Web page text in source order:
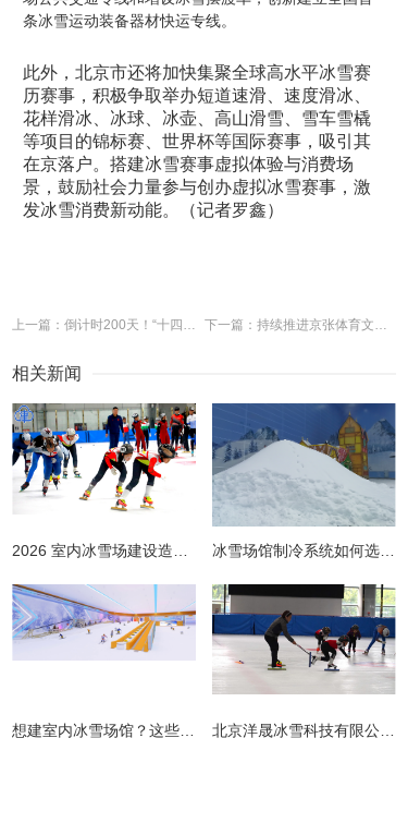
条冰雪运动装备器材快运专线。
此外，北京市还将加快集聚全球高水平冰雪赛
历赛事，积极争取举办短道速滑、速度滑冰、
花样滑冰、冰球、冰壶、高山滑雪、雪车雪橇
等项目的锦标赛、世界杯等国际赛事，吸引其
在京落户。搭建冰雪赛事虚拟体验与消费场
景，鼓励社会力量参与创办虚拟冰雪赛事，激
发冰雪消费新动能。（记者罗鑫）
上一篇：倒计时200天！“十四冬”全民健身系列活动启动 下一篇：持续推进京张体育文化旅游带建设
相关新闻
冰雪场馆制冷系统如何选择更节能？从设计到运维的全链路节能指南
北京洋晟冰雪科技有限公司扎根首都北京，是国内领先的室内冰雪场馆建设一站式服务商。